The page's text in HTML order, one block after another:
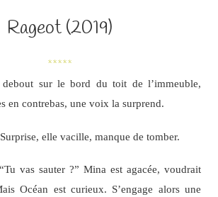
Rageot (2019)
*****
sur le bord du toit de l’immeuble,
en contrebas, une voix la surprend.
elle vacille, manque de tomber.
vas sauter ?” Mina est agacée, voudrait
Océan est curieux. S’engage alors une